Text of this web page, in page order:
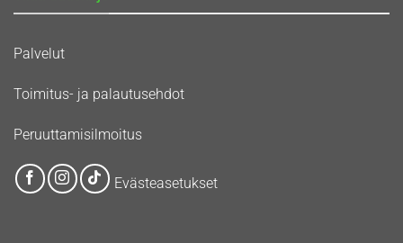
Palvelut
Toimitus- ja palautusehdot
Peruuttamisilmoitus
Evästeasetukset